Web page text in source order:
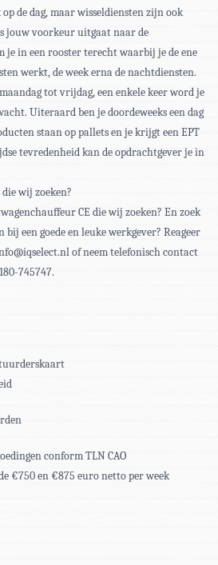
de dag, maar wisseldiensten zijn ook
jouw voorkeur uitgaat naar de
je in een rooster terecht waarbij je de ene
werkt, de week erna de nachtdiensten.
tot vrijdag, een enkele keer word je
Uiteraard ben je doordeweeks een dag
staan op pallets en je krijgt een EPT
tevredenheid kan de opdrachtgever je in
wij zoeken?
CE die wij zoeken? En zoek
bij een goede en leuke werkgever? Reageer
of neem telefonisch contact
745747.
conform TLN CAO
€750 en €875 euro netto per week